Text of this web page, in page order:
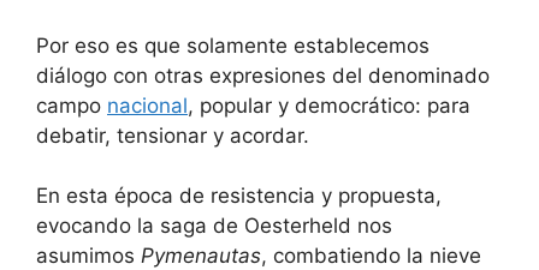
Por eso es que solamente establecemos
diálogo con otras expresiones del denominado
campo nacional, popular y democrático: para
debatir, tensionar y acordar.
En esta época de resistencia y propuesta,
evocando la saga de Oesterheld nos
asumimos Pymenautas, combatiendo la nieve